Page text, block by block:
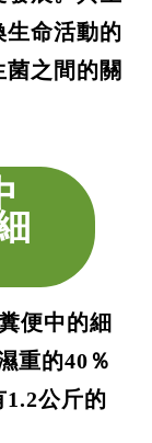
生命活動的
之間的關
便中的細
重的40％
公斤的